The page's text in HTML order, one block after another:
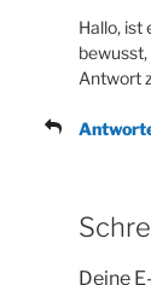
Hallo, ist
Antwort
Deine